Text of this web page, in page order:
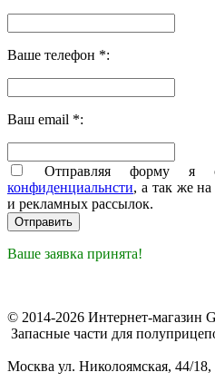
Ваше телефон *:
Ваш email *:
Отправляя форму я
конфиденциальнсти, а так же
и рекламных рассылок.
Ваше заявка принята!
© 2014-2026 Интернет-магазин
Запасные части для
Москва ул. Николоямская, 44/